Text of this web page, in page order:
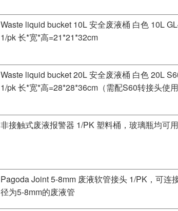
Waste liquid bucket 10L 安全废液桶 白色 10L
1/pk 长*宽*高=21*21*32cm
Waste liquid bucket 20L 安全废液桶 白色 20L
1/pk 长*宽*高=28*28*36cm（需配S60转接头使用
非接触式废液报警器 1/PK 塑料桶，玻璃瓶均可用
Pagoda Joint 5-8mm 废液软管接头 1/PK，可连
径为5-8mm的废液管